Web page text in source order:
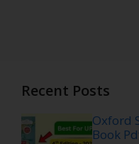
Recent Posts
Oxford
Book